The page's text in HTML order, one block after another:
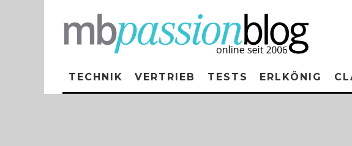
TECHNIK VERTRIEB TESTS ERLKÖNIG